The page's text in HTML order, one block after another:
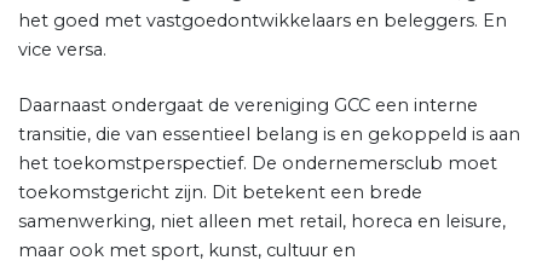
het goed met vastgoedontwikkelaars en beleggers. En
vice versa.
Daarnaast ondergaat de vereniging GCC een interne
transitie, die van essentieel belang is en gekoppeld is aan
het toekomstperspectief. De ondernemersclub moet
toekomstgericht zijn. Dit betekent een brede
samenwerking, niet alleen met retail, horeca en leisure,
maar ook met sport, kunst, cultuur en